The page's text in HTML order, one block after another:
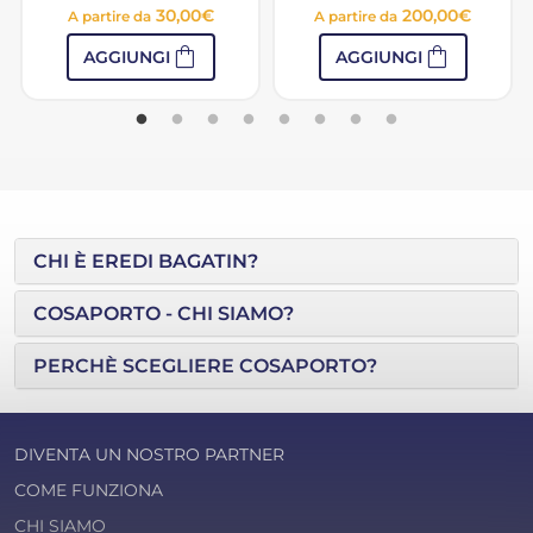
A partire da 30,00€
AGGIUNGIshopping_bag
A partire da 200,00€
AGGIUNGIshopping_bag
CHI È EREDI BAGATIN?
COSAPORTO - CHI SIAMO?
PERCHÈ SCEGLIERE COSAPORTO?
DIVENTA UN NOSTRO PARTNER
COME FUNZIONA
CHI SIAMO